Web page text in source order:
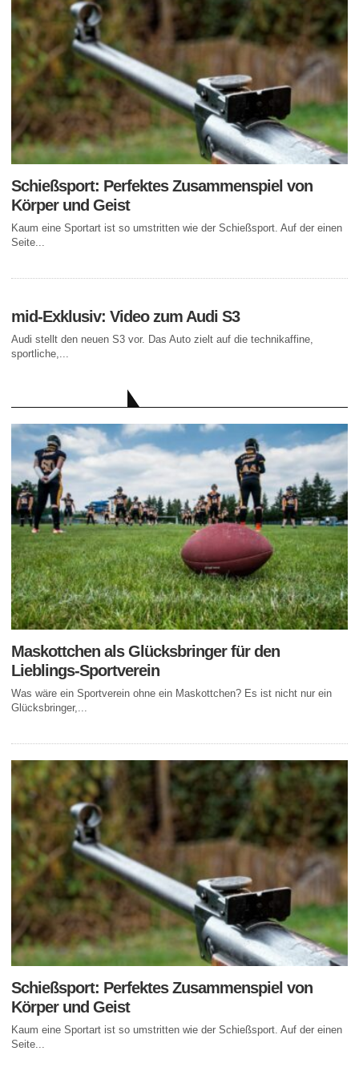
Schießsport: Perfektes Zusammenspiel von
Körper und Geist
Kaum eine Sportart ist so umstritten wie der Schießsport. Auf der einen
Seite...
mid-Exklusiv: Video zum Audi S3
Audi stellt den neuen S3 vor. Das Auto zielt auf die technikaffine,
sportliche,...
Maskottchen als Glücksbringer für den
Lieblings-Sportverein
Was wäre ein Sportverein ohne ein Maskottchen? Es ist nicht nur ein
Glücksbringer,...
Schießsport: Perfektes Zusammenspiel von
Körper und Geist
Kaum eine Sportart ist so umstritten wie der Schießsport. Auf der einen
Seite...